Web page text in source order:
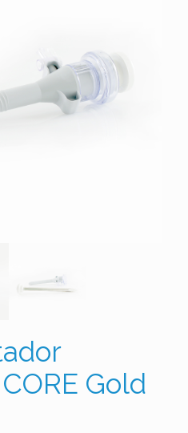
Gold